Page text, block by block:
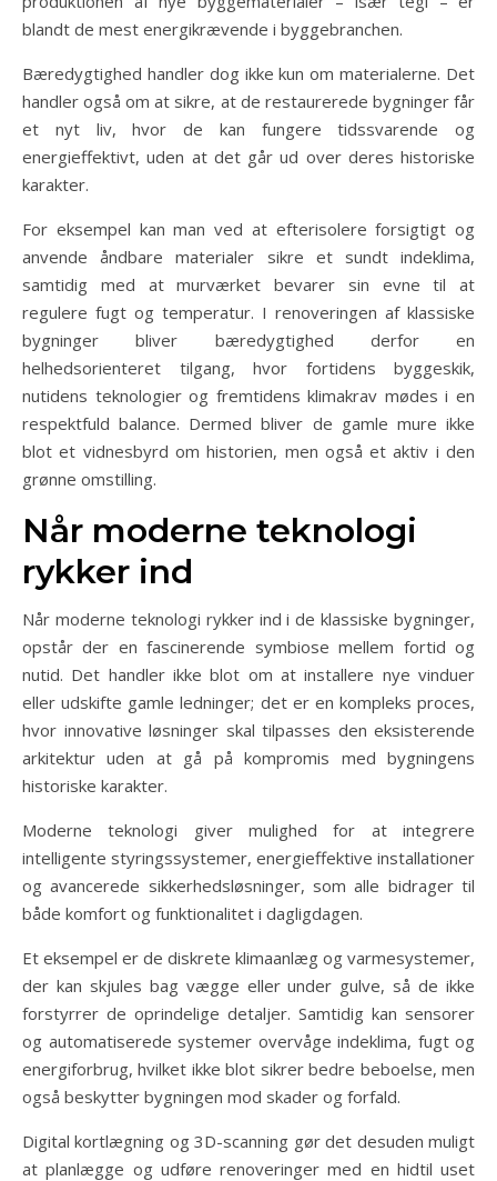
blandt de mest energikrævende i byggebranchen.
Bæredygtighed handler dog ikke kun om materialerne. Det
handler også om at sikre, at de restaurerede bygninger får
et nyt liv, hvor de kan fungere tidssvarende og
energieffektivt, uden at det går ud over deres historiske
karakter.
For eksempel kan man ved at efterisolere forsigtigt og
anvende åndbare materialer sikre et sundt indeklima,
samtidig med at murværket bevarer sin evne til at
regulere fugt og temperatur. I renoveringen af klassiske
bygninger bliver bæredygtighed derfor en
helhedsorienteret tilgang, hvor fortidens byggeskik,
nutidens teknologier og fremtidens klimakrav mødes i en
respektfuld balance. Dermed bliver de gamle mure ikke
blot et vidnesbyrd om historien, men også et aktiv i den
grønne omstilling.
Når moderne teknologi
rykker ind
Når moderne teknologi rykker ind i de klassiske bygninger,
opstår der en fascinerende symbiose mellem fortid og
nutid. Det handler ikke blot om at installere nye vinduer
eller udskifte gamle ledninger; det er en kompleks proces,
hvor innovative løsninger skal tilpasses den eksisterende
arkitektur uden at gå på kompromis med bygningens
historiske karakter.
Moderne teknologi giver mulighed for at integrere
intelligente styringssystemer, energieffektive installationer
og avancerede sikkerhedsløsninger, som alle bidrager til
både komfort og funktionalitet i dagligdagen.
Et eksempel er de diskrete klimaanlæg og varmesystemer,
der kan skjules bag vægge eller under gulve, så de ikke
forstyrrer de oprindelige detaljer. Samtidig kan sensorer
og automatiserede systemer overvåge indeklima, fugt og
energiforbrug, hvilket ikke blot sikrer bedre beboelse, men
også beskytter bygningen mod skader og forfald.
Digital kortlægning og 3D-scanning gør det desuden muligt
at planlægge og udføre renoveringer med en hidtil uset